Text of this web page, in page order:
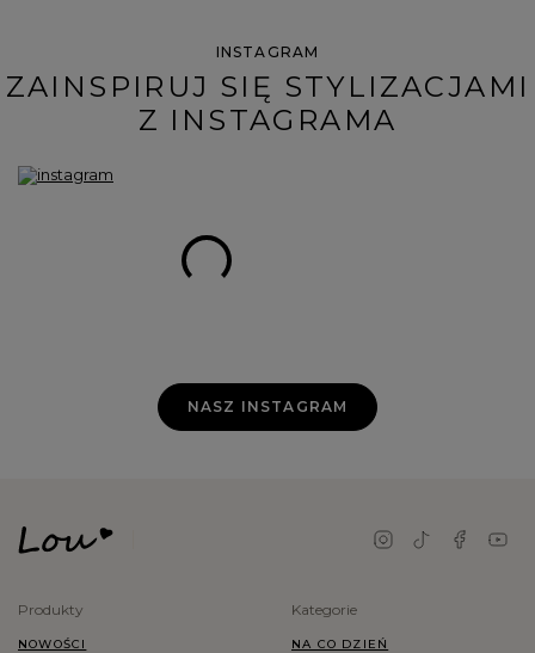
INSTAGRAM
ZAINSPIRUJ SIĘ STYLIZACJAMI
Z INSTAGRAMA
NASZ INSTAGRAM
Produkty
NOWOŚCI
Kategorie
NA CO DZIEŃ